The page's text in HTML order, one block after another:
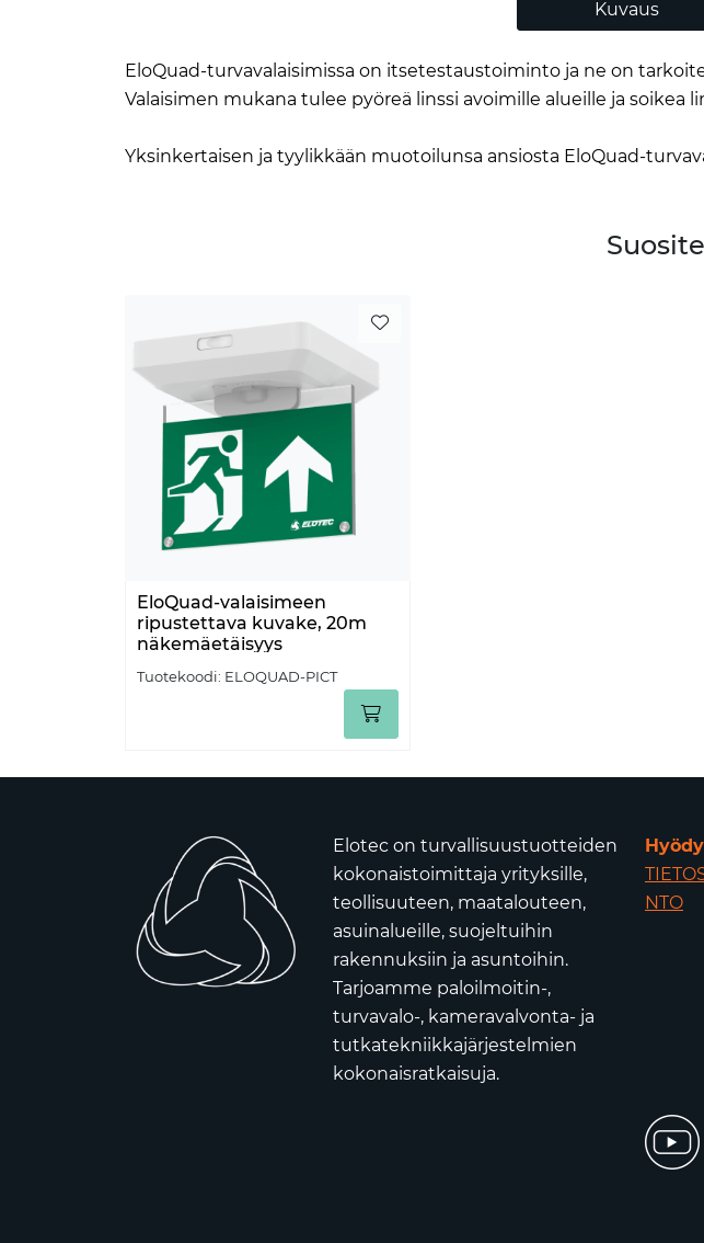
Kuvaus
EloQuad-turvavalaisimissa on itsetestaustoiminto ja ne on
Valaisimen mukana tulee pyöreä linssi avoimille alueille ja soikea
Yksinkertaisen ja tyylikkään muotoilunsa ansiosta EloQuad-
EloQuad-valaisimeen
ripustettava kuvake, 20m
näkemäetäisyys
Tuotekoodi: ELOQUAD-PICT
Elotec on turvallisuustuotteiden
kokonaistoimittaja yrityksille,
teollisuuteen, maatalouteen,
asuinalueille, suojeltuihin
rakennuksiin ja asuntoihin.
Tarjoamme paloilmoitin-,
turvavalo-, kameravalvonta- ja
tutkatekniikkajärjestelmien
kokonaisratkaisuja.
NTO